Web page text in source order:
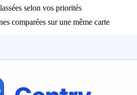
selon vos priorités
comparées sur une même carte